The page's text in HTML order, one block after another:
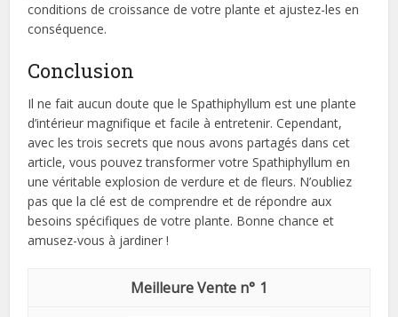
conditions de croissance de votre plante et ajustez-les en
conséquence.
Conclusion
Il ne fait aucun doute que le Spathiphyllum est une plante
d’intérieur magnifique et facile à entretenir. Cependant,
avec les trois secrets que nous avons partagés dans cet
article, vous pouvez transformer votre Spathiphyllum en
une véritable explosion de verdure et de fleurs. N’oubliez
pas que la clé est de comprendre et de répondre aux
besoins spécifiques de votre plante. Bonne chance et
amusez-vous à jardiner !
1